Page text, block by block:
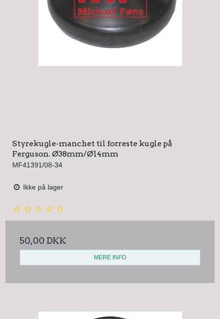
Styrekugle-manchet til forreste kugle på
Ferguson. Ø38mm/Ø14mm
MF41391/08-34
Ikke på lager
50,00 DKK
MERE INFO